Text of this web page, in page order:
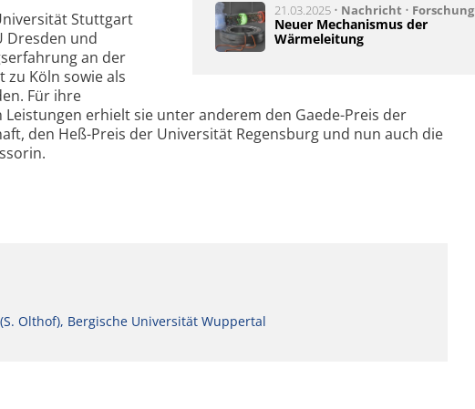
21.03.2025 • Nachricht • Forschung
Neuer Mechanismus der
Wärmeleitung
Stuttgart
Dresden und
an der
Köln sowie als
Für ihre
erhielt sie unter anderem den Gaede-Preis der
den Heß-Preis der Universität Regensburg und nun auch die
Olthof), Bergische Universität Wuppertal